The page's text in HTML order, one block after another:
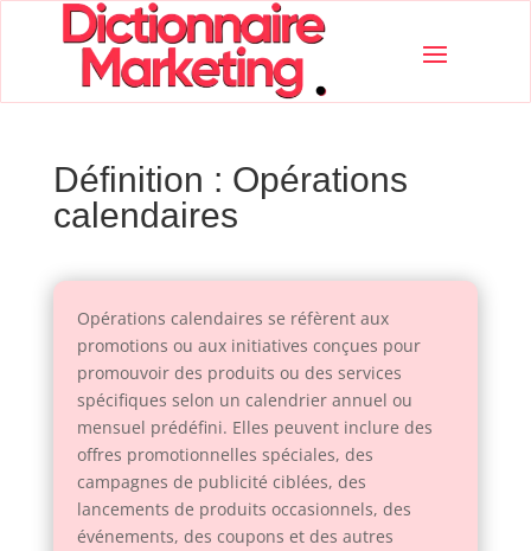
Définition : Opérations
calendaires
Opérations calendaires se réfèrent aux
promotions ou aux initiatives conçues pour
promouvoir des produits ou des services
spécifiques selon un calendrier annuel ou
mensuel prédéfini. Elles peuvent inclure des
offres promotionnelles spéciales, des
campagnes de publicité ciblées, des
lancements de produits occasionnels, des
événements, des coupons et des autres